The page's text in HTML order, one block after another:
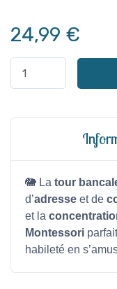
24,99 €
🐘 La tour
d’adresse et de
et la
Montessori
habileté en